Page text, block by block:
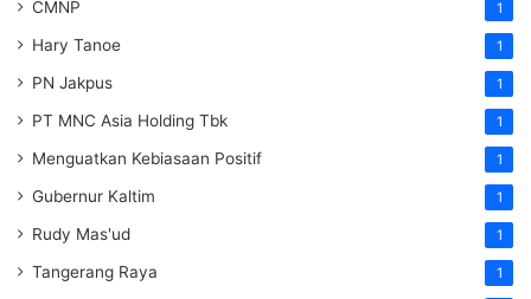
CMNP 1
Hary Tanoe 1
PN Jakpus 1
PT MNC Asia Holding Tbk 1
Menguatkan Kebiasaan Positif 1
Gubernur Kaltim 1
Rudy Mas'ud 1
Tangerang Raya 1